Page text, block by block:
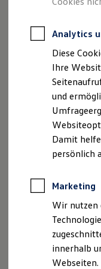
Anpfiff zum
Elektromobilität
Elektroautos
ID.
ID.
Reichweite
Laden
Laden
Batterie
Spezielle
bestätigen
Gute
Dank
Modernes
Ob
vielen
Modell.
Kontrolle:
Die Räder
Analytics
Diese
Ihre
und
Damit
persönlich
Marketing
Wir nutzen
innerhalb